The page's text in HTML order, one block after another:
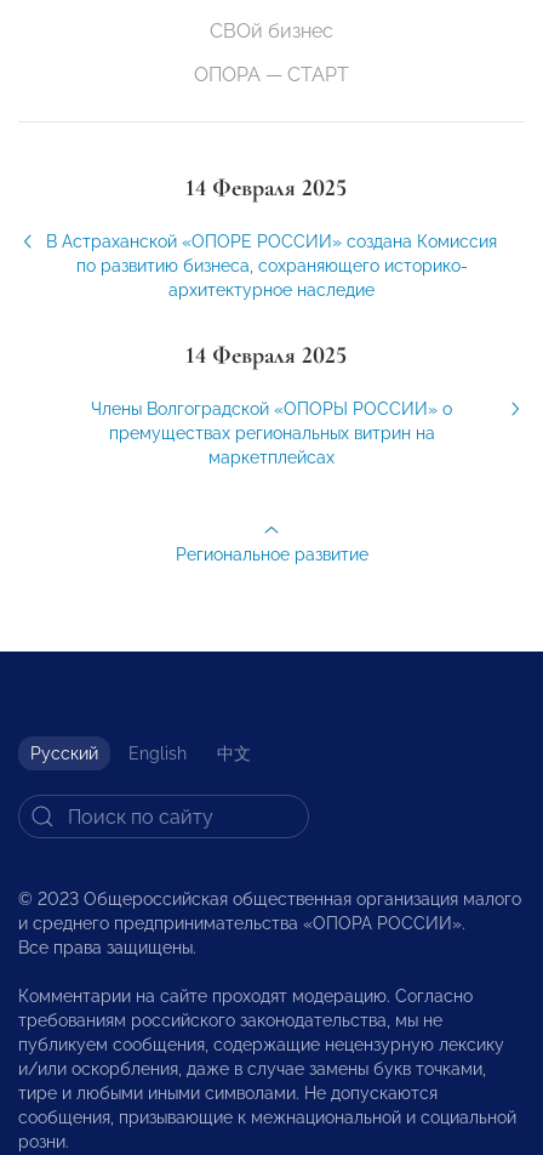
СВОй бизнес
ОПОРА — СТАРТ
14 Февраля 2025
В Астраханской «ОПОРЕ РОССИИ» создана Комиссия
по развитию бизнеса, сохраняющего историко-
архитектурное наследие
14 Февраля 2025
Члены Волгоградской «ОПОРЫ РОССИИ» о
премуществах региональных витрин на
маркетплейсах
Региональное развитие
Русский English 中文
© 2023 Общероссийская общественная организация малого
и среднего предпринимательства «ОПОРА РОССИИ».
Все права защищены.
Комментарии на сайте проходят модерацию. Согласно
требованиям российского законодательства, мы не
публикуем сообщения, содержащие нецензурную лексику
и/или оскорбления, даже в случае замены букв точками,
тире и любыми иными символами. Не допускаются
сообщения, призывающие к межнациональной и социальной
розни.